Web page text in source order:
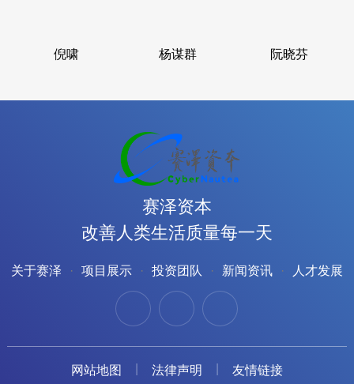
倪啸 杨谋群 阮晓芬
赛泽资本
改善人类生活质量每一天
关于赛泽 项目展示 投资团队 新闻资讯 人才发展
网站地图 法律声明
友情链接